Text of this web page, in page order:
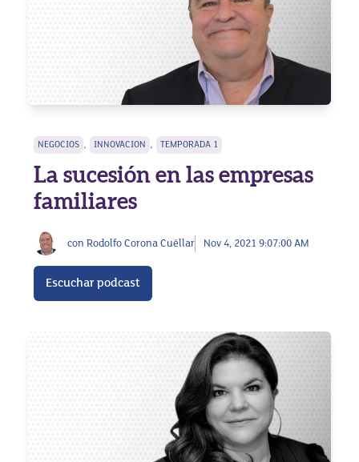
NEGOCIOS , INNOVACION , TEMPORADA 1
La sucesión en las empresas
familiares
con Rodolfo Corona Cuéllar Nov 4, 2021 9:07:00 AM
Escuchar podcast